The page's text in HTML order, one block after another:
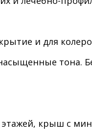
и для
тона.
этажей, крыш с